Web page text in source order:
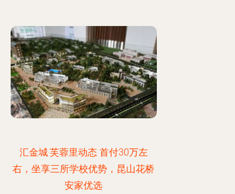
汇金城·芙蓉里动态 首付30万左
右，坐享三所学校优势，昆山花桥
安家优选